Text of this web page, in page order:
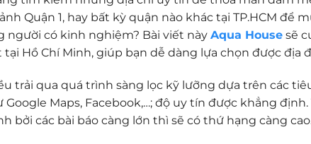
Quận 1, hay bất kỳ quận nào khác tại TP.HCM để
có kinh nghiệm? Bài viết này Aqua House sẽ
Hồ Chí Minh, giúp bạn dễ dàng lựa chọn được địa
trải qua quá trình sàng lọc kỹ lưỡng dựa trên các
Maps, Facebook,…; độ uy tín được khẳng
bởi các bài báo càng lớn thì sẽ có thứ hạng càng